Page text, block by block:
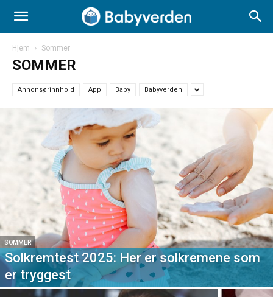
Hjem Sommer
SOMMER
Annonsørinnhold App Baby Babyverden
SOMMER
Solkremtest 2025: Her er solkremene som
er tryggest